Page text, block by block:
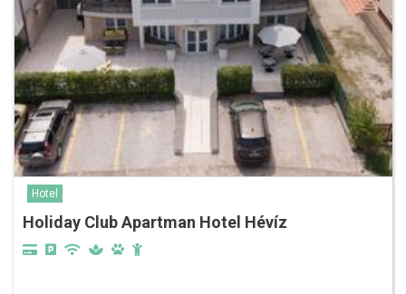
Hotel
Holiday Club Apartman Hotel Hévíz